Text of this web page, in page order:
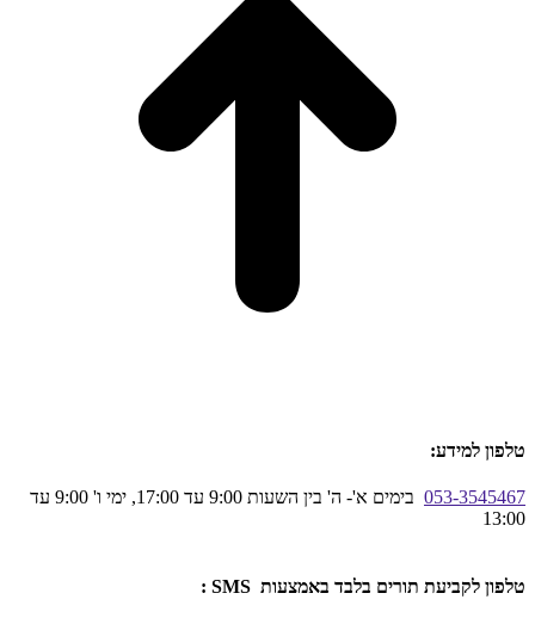
טלפון למידע:
053-3545467
בימים א'- ה' בין השעות 9:00 עד 17:00, ימי ו' 9:00 עד
13:00
טלפון לקביעת תורים בלבד באמצעות SMS :